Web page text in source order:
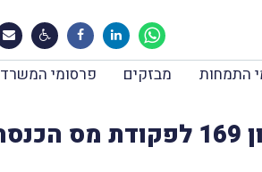
התמחות מבזקים פרסומי המשרד